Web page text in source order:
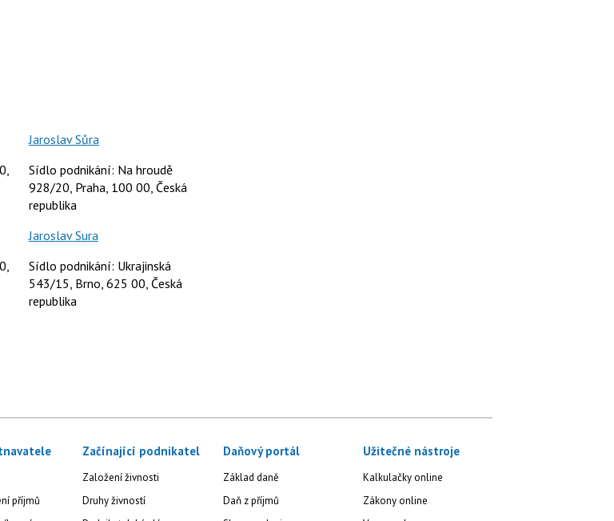
Jaroslav Sůra
Sídlo podnikání: Na hroudě
928/20, Praha, 100 00, Česká
republika
Jaroslav Sura
Sídlo podnikání: Ukrajinská
543/15, Brno, 625 00, Česká
republika
příjmů
Začínající podnikatel
Založení živnosti
Druhy živností
Daňový portál
Základ daně
Daň z příjmů
Užitečné nástroje
Kalkulačky online
Zákony online